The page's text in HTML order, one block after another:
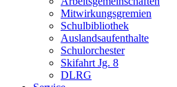
Mitwirkungsgremien
Schulbibliothek
Auslandsaufenthalte
Schulorchester
Skifahrt Jg. 8
DLRG